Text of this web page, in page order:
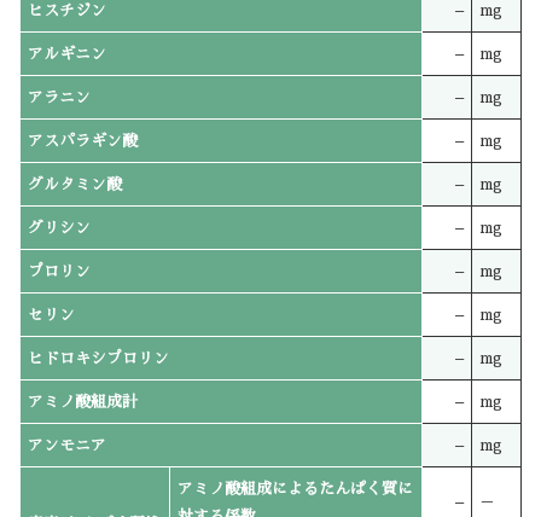
ヒスチジン – mg
アルギニン – mg
アラニン – mg
アスパラギン酸 – mg
グルタミン酸 – mg
グリシン – mg
プロリン – mg
セリン – mg
ヒドロキシプロリン – mg
アミノ酸組成計 – mg
アンモニア – mg
アミノ酸組成によるたんぱく質に
– －